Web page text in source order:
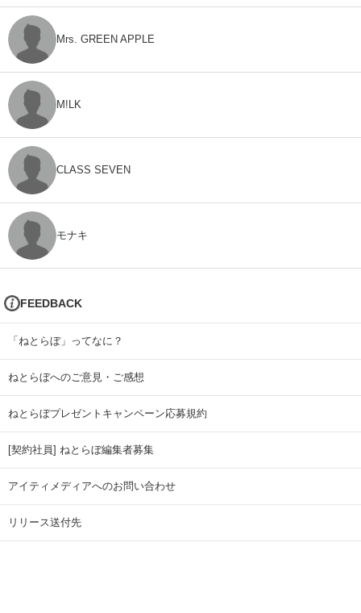
Mrs. GREEN APPLE
M!LK
CLASS SEVEN
モナキ
FEEDBACK
「ねとらぼ」ってなに？
ねとらぼへのご意見・ご感想
ねとらぼプレゼントキャンペーン応募規約
[契約社員] ねとらぼ編集者募集
アイティメディアへのお問い合わせ
リリース送付先